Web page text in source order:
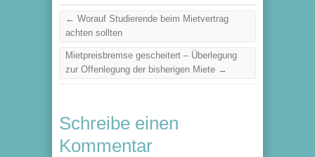
← Worauf Studierende beim Mietvertrag
achten sollten
Mietpreisbremse gescheitert – Überlegung
zur Offenlegung der bisherigen Miete →
Schreibe einen
Kommentar